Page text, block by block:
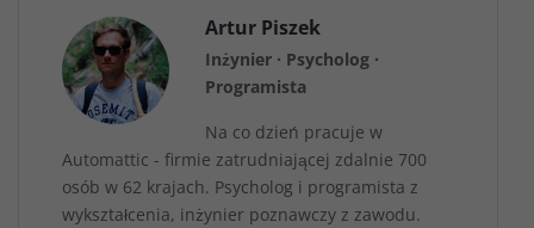
Artur Piszek
Inżynier · Psycholog ·
Programista
Na co dzień pracuje w
Automattic - firmie zatrudniającej zdalnie 700
osób w 62 krajach. Psycholog i programista z
wykształcenia, inżynier poznawczy z zawodu.